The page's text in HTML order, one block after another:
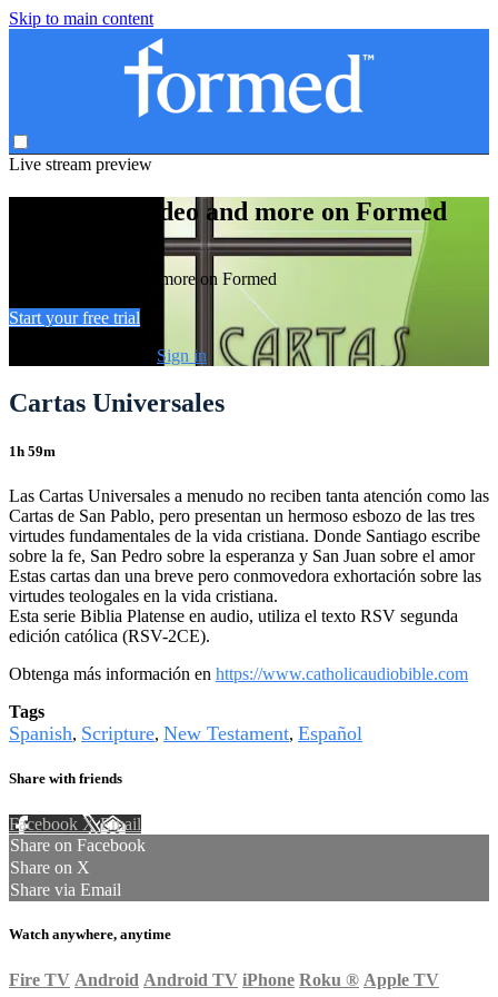
Skip to main content
Live stream preview
Watch this video and more on Formed
Watch this video and more on Formed
Start your free trial
Sign in
Cartas Universales
1h 59m
Las Cartas Universales a menudo no reciben tanta atención como las
Cartas de San Pablo, pero presentan un hermoso esbozo de las tres
virtudes fundamentales de la vida cristiana. Donde Santiago escribe
sobre la fe, San Pedro sobre la esperanza y San Juan sobre el amor
Estas cartas dan una breve pero conmovedora exhortación sobre las
virtudes teologales en la vida cristiana.
Esta serie Biblia Platense en audio, utiliza el texto RSV segunda
edición católica (RSV-2CE).
Obtenga más información en https://www.catholicaudiobible.com
Tags
Spanish, Scripture, New Testament, Español
Share with friends
Facebook XEmail
Share on Facebook
Share on X
Share via Email
Watch anywhere, anytime
Fire TV Android Android TV iPhone Roku ® Apple TV